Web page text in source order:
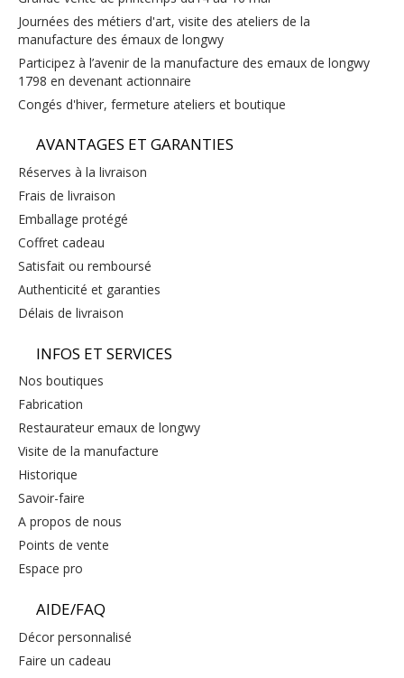
journées des métiers d'art, visite des ateliers de la
manufacture des émaux de longwy
participez à l’avenir de la manufacture des emaux de longwy
1798 en devenant actionnaire
congés d'hiver, fermeture ateliers et boutique
AVANTAGES ET GARANTIES
réserves à la livraison
frais de livraison
emballage protégé
coffret cadeau
satisfait ou remboursé
authenticité et garanties
délais de livraison
INFOS ET SERVICES
nos boutiques
fabrication
restaurateur emaux de longwy
visite de la manufacture
historique
savoir-faire
a propos de nous
points de vente
espace pro
AIDE/FAQ
décor personnalisé
faire un cadeau